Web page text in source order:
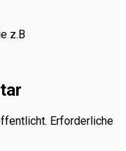
z.B
Erforderliche